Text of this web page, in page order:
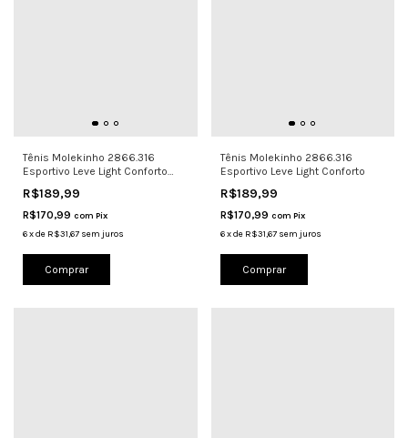
Tênis Molekinho 2866.316
Esportivo Leve Light Conforto
R$189,99
R$170,99 com Pix
6xde R$31,67 sem juros
Comprar
Tênis Molekinho 2866.316
Esportivo Leve Light Conforto
R$189,99
R$170,99 com Pix
6 xde R$31,67 sem juros
Comprar